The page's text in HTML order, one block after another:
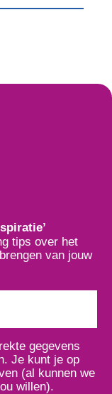
tips over het
van jouw
gegevens
Je kunt je op
(al kunnen we
willen).